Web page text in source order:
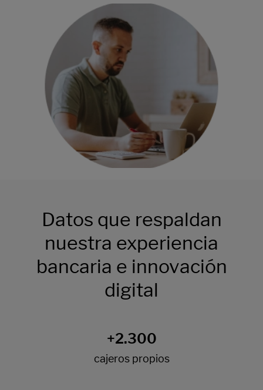
Datos que respaldan
nuestra experiencia
bancaria e innovación
digital